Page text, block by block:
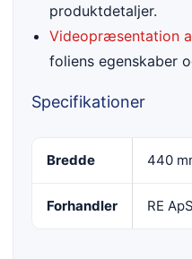
produktdetaljer.
Videopræsentation
foliens egenskaber
Specifikationer
Bredde 440
Forhandler RE